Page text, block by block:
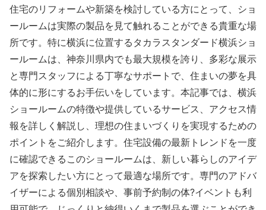
住宅のリフォームや新築を検討している方にとって、ショ
ールームは実際の製品を見て触れることができる貴重な場
所です。特に横浜に位置するタカラスタンダード横浜ショ
ールームは、神奈川県内でも最大規模を誇り、多彩な展示
と専門スタッフによる丁寧なサポートで、住まいの夢を具
体的に形にするお手伝いをしています。本記事では、横浜
ショールームの特徴や提供しているサービス、アクセス情
報を詳しく解説し、理想の住まいづくりを実現するための
ポイントをご紹介します。住宅設備の最新トレンドを一度
に確認できるこのショールームは、新しい暮らしのアイデ
アを探索したい方にとって最適な場所です。専門のアドバ
イザーによる個別相談や、事前予約制の体?イベントも利